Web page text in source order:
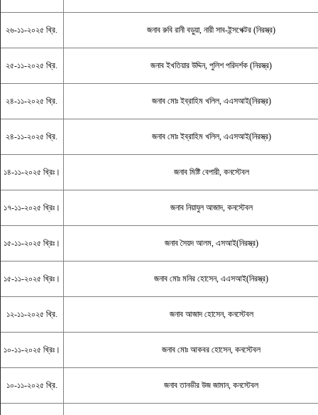
২৬-১১-২০২৫ খ্রি. জনাব রুবি রানী বড়ুয়া, নারী সাব-ইন্সপেক্টর (নিরস্ত্র)
২৫-১১-২০২৫ খ্রি. জনাব ইখতিয়ার উদ্দিন, পুলিশ পরিদর্শক (নিরস্ত্র)
২৪-১১-২০২৫ খ্রি. জনাব মোঃ ইব্রাহিম খলিল, এএসআই(নিরস্ত্র)
২৪-১১-২০২৫ খ্রি. জনাব মোঃ ইব্রাহিম খলিল, এএসআই(নিরস্ত্র)
১৪-১১-২০২৫ খ্রিঃ। জনাব মিষ্টি বেপারী, কনস্টেবল
১৭-১১-২০২৫ খ্রিঃ। জনাব নিয়াযুল আজাদ, কনস্টেবল
১৫-১১-২০২৫ খ্রিঃ। জনাব সৈয়দ আলম, এসআই(নিরস্ত্র)
১৫-১১-২০২৫ খ্রিঃ। জনাব মোঃ মনির হোসেন, এএসআই(নিরস্ত্র)
১২-১১-২০২৫ খ্রি. জনাব আজাদ হোসেন, কনস্টেবল
১০-১১-২০২৫ খ্রিঃ। জনাব মোঃ আকবর হোসেন, কনস্টেবল
১০-১১-২০২৫ খ্রি. জনাব তানভীর উজ জামান, কনস্টেবল